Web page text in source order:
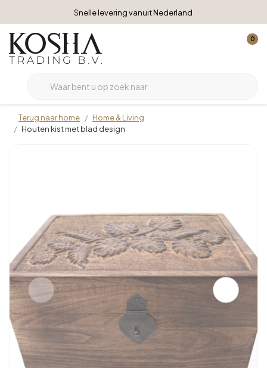
Snelle levering vanuit Nederland
0
Terug naar home
Home & Living
Houten kist met blad design